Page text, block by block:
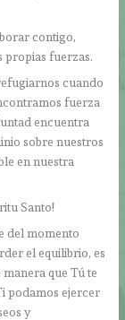
contigo,
propias fuerzas.
cuando
fuerza
encuentra
sobre nuestros
en nuestra
Santo!
del momento
el equilibrio, es
que Tú te
podamos ejercer
y